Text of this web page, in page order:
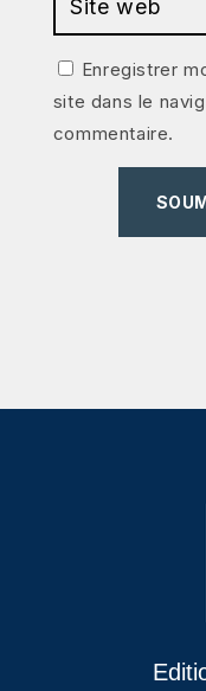
Enregistrer
site dans le
commentaire.